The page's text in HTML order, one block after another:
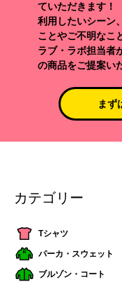
ていただきます！
利用したいシーン
ことやご不明なこ
ラブ・ラボ担当者
の商品をご提案い
まず
カテゴリー
Tシャツ
パーカ・スウェット
ブルゾン・コート